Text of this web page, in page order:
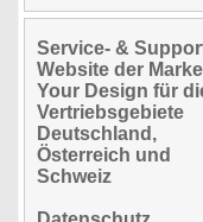
Service- &
Website der Marke
Your Design für
Vertriebsgebiete
Deutschland,
Österreich und
Schweiz